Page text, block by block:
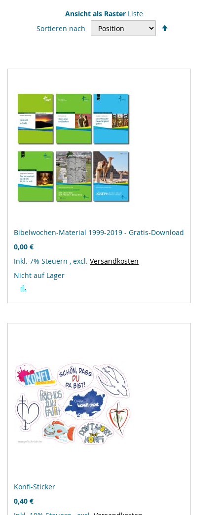
Ansicht als Raster Liste
Sortieren nach
Bibelwochen-Material 1999-2019 - Gratis-Download
0,00 €
Inkl. 7% Steuern , excl. Versandkosten
Nicht auf Lager
hinzufügen
Konfi-Sticker
0,40 €